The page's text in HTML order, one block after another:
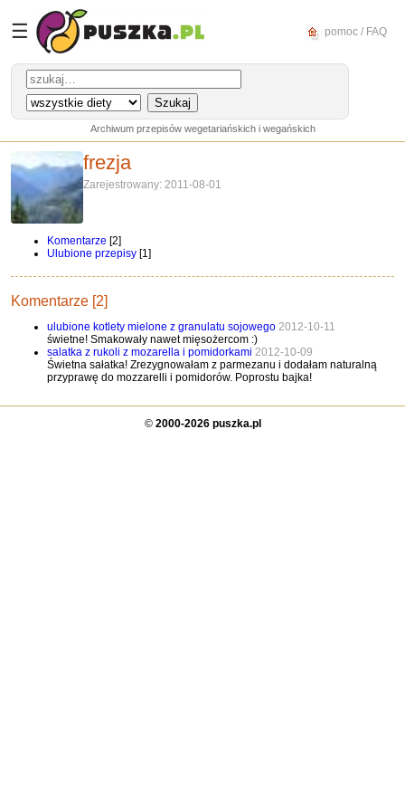
☰ pomoc / FAQ
Archiwum przepisów wegetariańskich i wegańskich
frezja
Zarejestrowany: 2011-08-01
Komentarze [2]
Ulubione przepisy [1]
Komentarze [2]
ulubione kotlety mielone z granulatu sojowego 2012-10-11
świetne! Smakowały nawet mięsożercom :)
salatka z rukoli z mozarella i pomidorkami 2012-10-09
Świetna sałatka! Zrezygnowałam z parmezanu i dodałam naturalną
przyprawę do mozzarelli i pomidorów. Poprostu bajka!
© 2000-2026 puszka.pl